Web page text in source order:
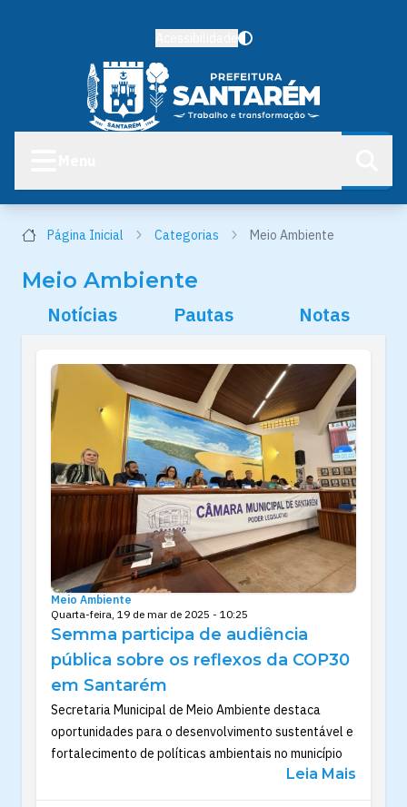
Página Inicial Categorias Meio Ambiente
Meio Ambiente
Notícias Pautas Notas
Meio Ambiente
Quarta-feira, 19 de mar de 2025 - 10:25
Semma participa de audiência
pública sobre os reflexos da COP30
em Santarém
Secretaria Municipal de Meio Ambiente destaca
oportunidades para o desenvolvimento sustentável e
fortalecimento de políticas ambientais no município
Leia Mais